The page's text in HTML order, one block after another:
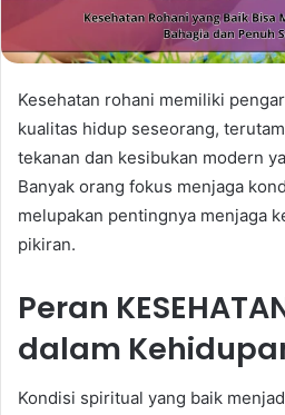
Kesehatan rohani memiliki
kualitas hidup seseorang,
tekanan dan kesibukan modern
Banyak orang fokus menjaga
melupakan pentingnya menjaga
pikiran.
Peran
dalam
Kondisi spiritual yang baik